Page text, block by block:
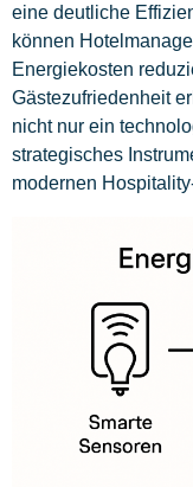
eine deutliche
können
Energiekosten
Gästezufriedenheit
nicht nur ein
strategisches
modernen